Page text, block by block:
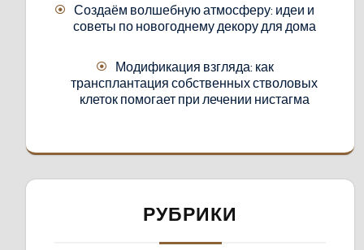
Создаём волшебную атмосферу: идеи и
советы по новогоднему декору для дома
Модификация взгляда: как
трансплантация собственных стволовых
клеток помогает при лечении нистагма
РУБРИКИ